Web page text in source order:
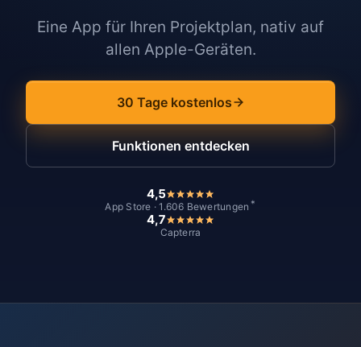
Eine App für Ihren Projektplan, nativ auf
allen Apple-Geräten.
30 Tage kostenlos
Funktionen entdecken
4,5
App Store · 1.606 Bewertungen *
4,7
Capterra